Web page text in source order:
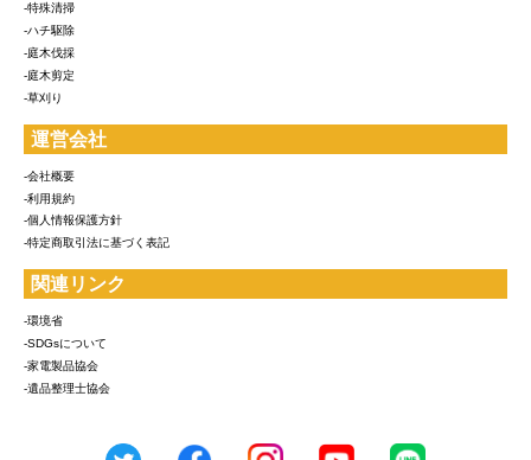
-特殊清掃
-ハチ駆除
-庭木伐採
-庭木剪定
-草刈り
運営会社
-会社概要
-利用規約
-個人情報保護方針
-特定商取引法に基づく表記
関連リンク
-環境省
-SDGsについて
-家電製品協会
-遺品整理士協会